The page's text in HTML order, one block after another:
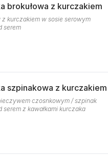
brokułowa z kurczakiem
z kurczakiem w sosie serowym
serem
szpinakowa z kurczakiem
czosnkowym / szpinak
serem z kawałkami kurczaka